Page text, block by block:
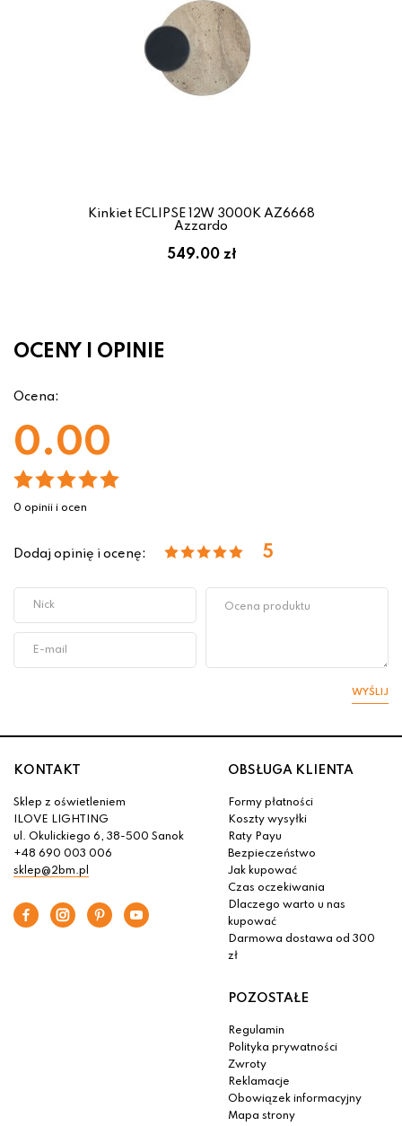
Kinkiet ECLIPSE 12W 3000K AZ6668
Azzardo
549.00 zł
OCENY I OPINIE
Ocena:
0.00
0 opinii i ocen
Dodaj opinię i ocenę: 5
WYŚLIJ
KONTAKT
Sklep z oświetleniem
ILOVE LIGHTING
ul. Okulickiego 6, 38-500 Sanok
+48 690 003 006
sklep@2bm.pl
OBSŁUGA KLIENTA
Formy płatności
Koszty wysyłki
Raty Payu
Bezpieczeństwo
Jak kupować
Czas oczekiwania
Dlaczego warto u nas
kupować
Darmowa dostawa od 300
zł
POZOSTAŁE
Regulamin
Polityka prywatności
Zwroty
Reklamacje
Obowiązek informacyjny
Mapa strony